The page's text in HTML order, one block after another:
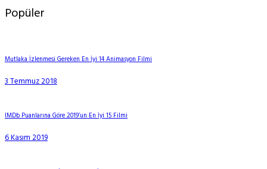
Popüler
Mutlaka İzlenmesi Gereken En İyi 14 Animasyon Filmi
3 Temmuz 2018
IMDb Puanlarına Göre 2019’un En İyi 15 Filmi
6 Kasım 2019